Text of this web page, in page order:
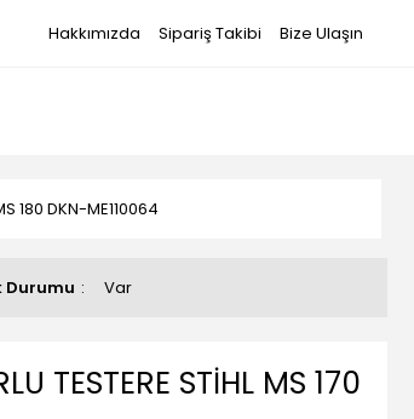
Hakkımızda Sipariş Takibi Bize Ulaşın
180 DKN-ME110064
Durumu Var
TESTERE STİHL MS 170